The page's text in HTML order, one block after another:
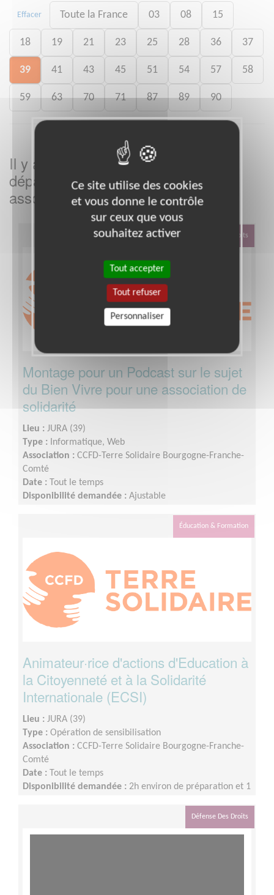
Effacer Toute la France 03 08 15
18 19 21 23 25 28 36 37
39 41 43 45 51 54 57 58
59 63 70 71 87 89 90
Il y a
missions bénévoles dans le
départementJuradans cette
association
Défense Des Droits
Montage pour un Podcast sur le sujet
du Bien Vivre pour une association de
solidarité
Lieu : JURA (39)
Type : Informatique, Web
Association : CCFD-Terre Solidaire Bourgogne-Franche-
Comté
Date : Tout le temps
Disponibilité demandée : Ajustable
Éducation & Formation
Animateur·rice d'actions d'Education à
la Citoyenneté et à la Solidarité
Internationale (ECSI)
Lieu : JURA (39)
Type : Opération de sensibilisation
Association : CCFD-Terre Solidaire Bourgogne-Franche-
Comté
Date : Tout le temps
Disponibilité demandée : 2h environ de préparation et 1
Défense Des Droits
Ce site utilise des cookies
et vous donne le contrôle
sur ceux que vous
souhaitez activer
Tout accepter
Tout refuser
Personnaliser